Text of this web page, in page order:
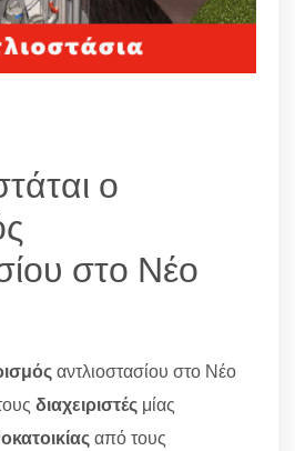
ο
στο Νέο
αντλιοστασίου στο Νέο
διαχειριστές μίας
από τους